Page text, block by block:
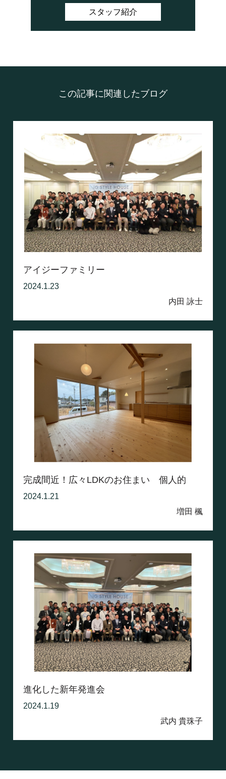
スタッフ紹介
この記事に関連したブログ
アイジーファミリー
2024.1.23
内田 詠士
完成間近！広々LDKのお住まい 個人的
な...
2024.1.21
増田 楓
進化した新年発進会
2024.1.19
武内 貴珠子